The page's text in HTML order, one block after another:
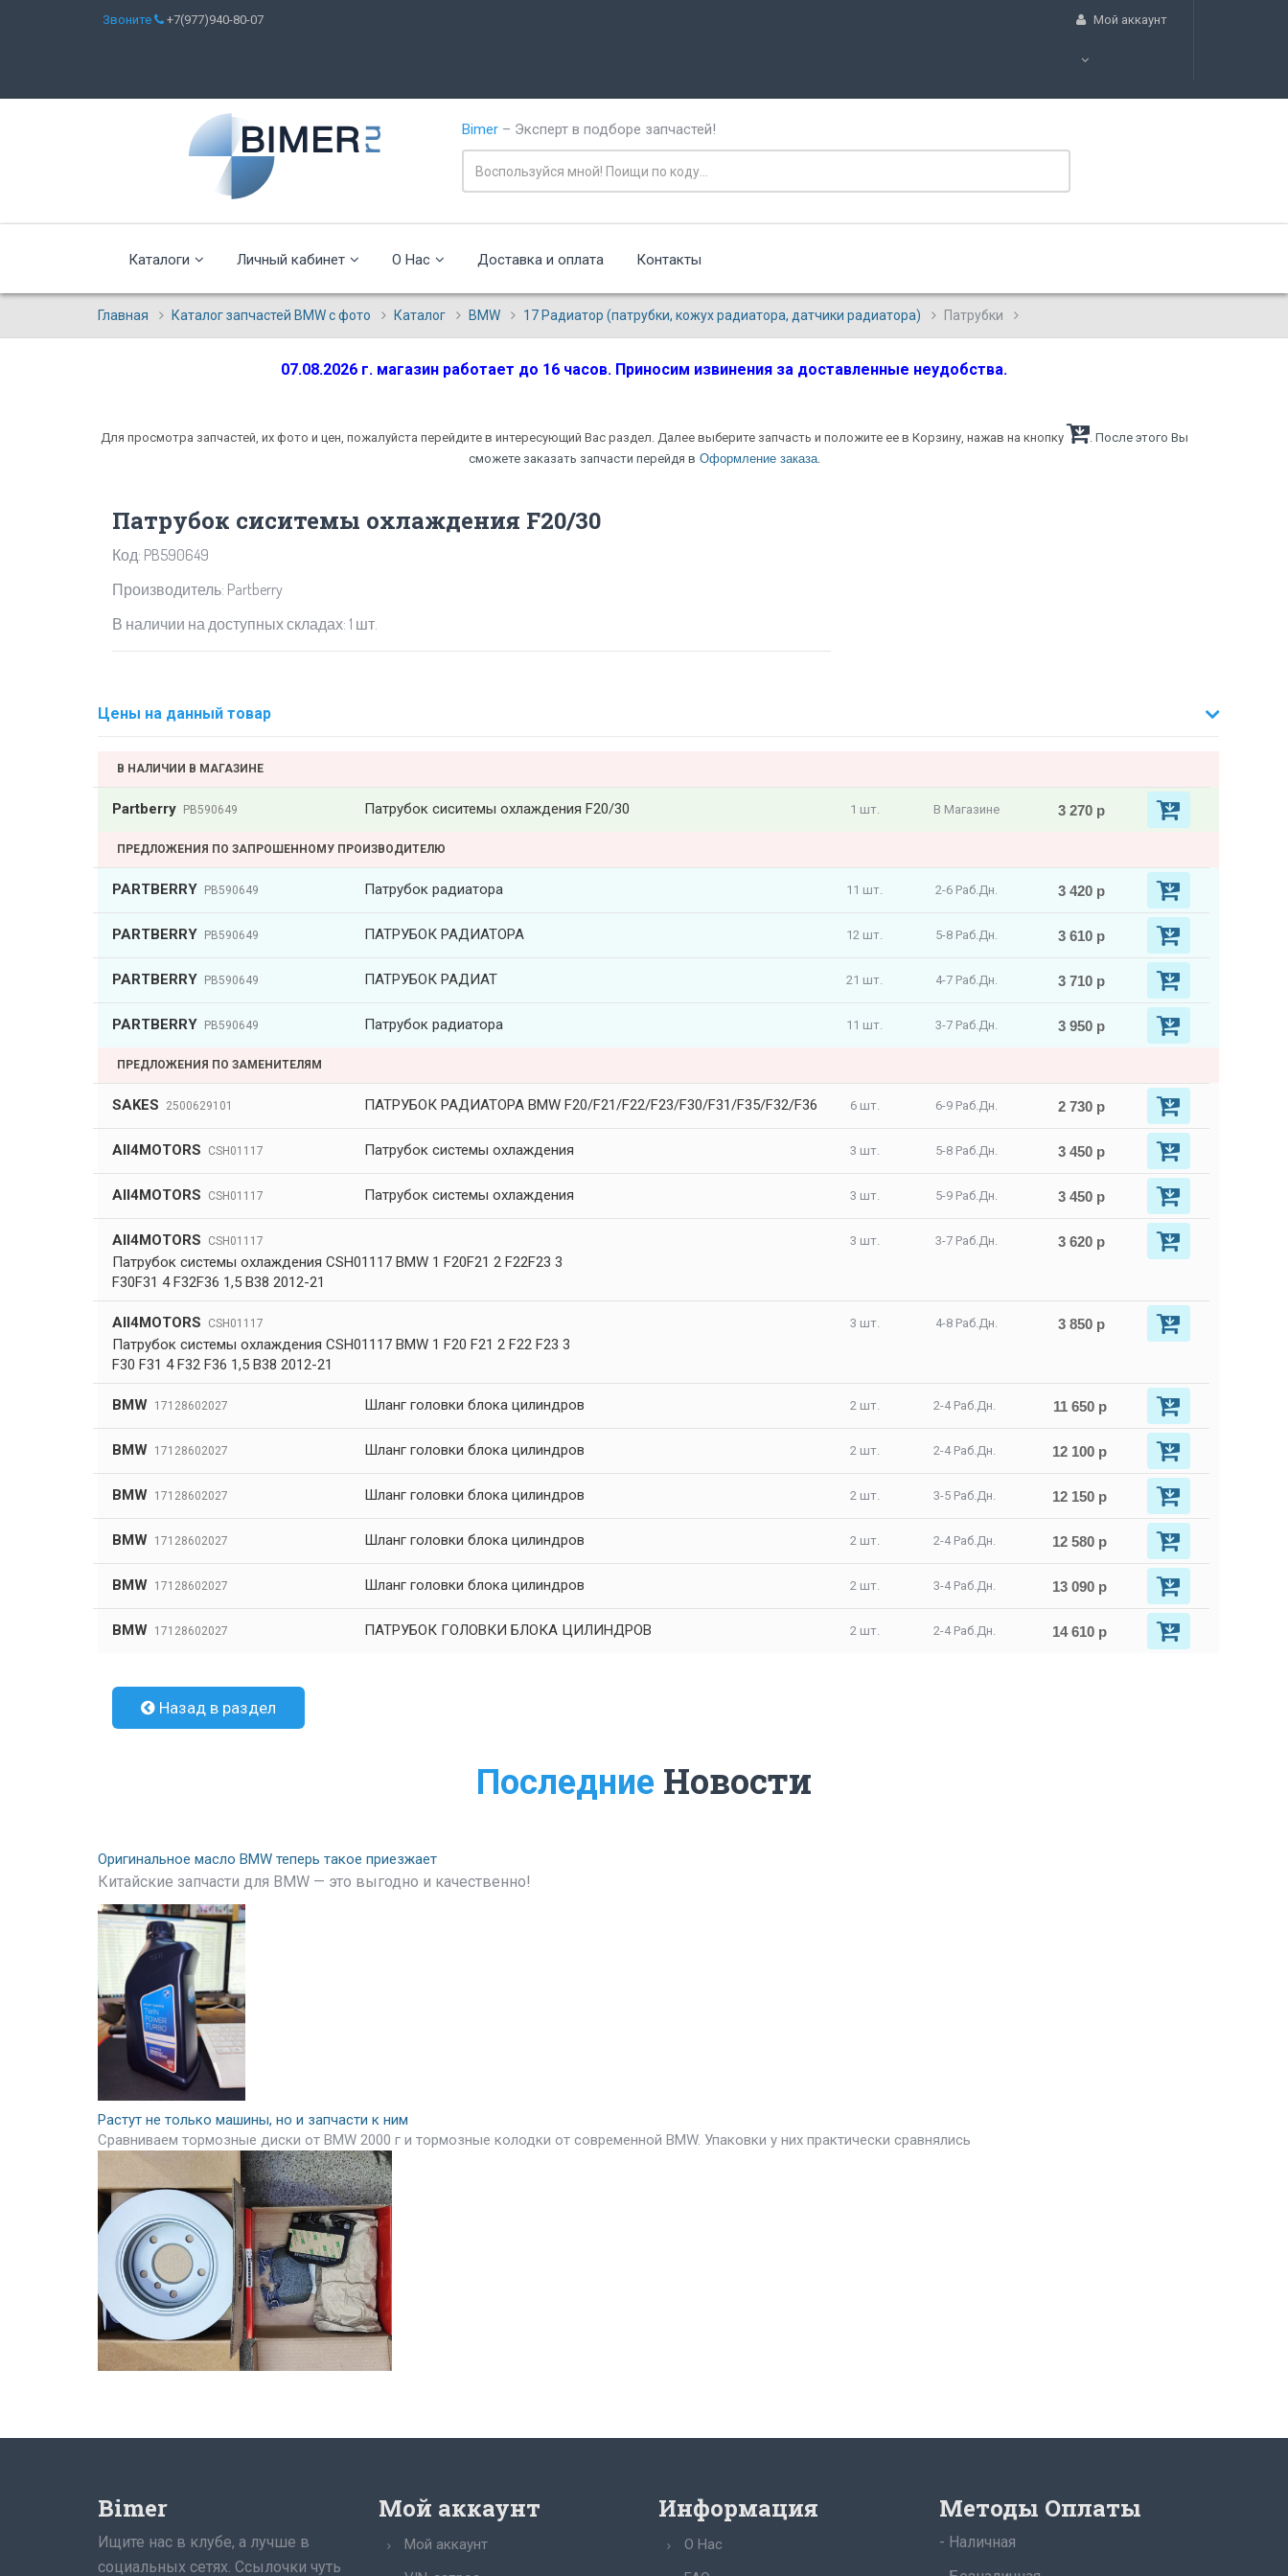
Звоните +7(977)940-80-07 Мой аккаунт
Bimer – Эксперт в подборе запчастей!
Каталоги Личный кабинет О Нас Доставка и оплата Контакты
Главная Каталог запчастей BMW с фото Каталог BMW 17 Радиатор (патрубки, кожух радиатора, датчики радиатора) Патрубки
07.08.2026 г. магазин работает до 16 часов. Приносим извинения за доставленные неудобства.
Для просмотра запчастей, их фото и цен, пожалуйста перейдите в интересующий Вас раздел. Далее выберите запчасть и положите ее в Корзину, нажав на кнопку
. После этого Вы
сможете заказать запчасти перейдя в Оформление заказа.
Патрубок сиситемы охлаждения F20/30
Код: PB590649
Производитель: Partberry
В наличии на доступных складах: 1 шт.
Цены на данный товар
В НАЛИЧИИ В МАГАЗИНЕ
Partberry PB590649 Патрубок сиситемы охлаждения F20/30 1 шт. В Магазине 3 270 р
ПРЕДЛОЖЕНИЯ ПО ЗАПРОШЕННОМУ ПРОИЗВОДИТЕЛЮ
PARTBERRY PB590649 Патрубок радиатора 11 шт. 2-6 Раб.Дн. 3 420 р
PARTBERRY PB590649 ПАТРУБОК РАДИАТОРА 12 шт. 5-8 Раб.Дн. 3 610 р
PARTBERRY PB590649 ПАТРУБОК РАДИАТ 21 шт. 4-7 Раб.Дн. 3 710 р
PARTBERRY PB590649 Патрубок радиатора 11 шт. 3-7 Раб.Дн. 3 950 р
ПРЕДЛОЖЕНИЯ ПО ЗАМЕНИТЕЛЯМ
SAKES 2500629101 ПАТРУБОК РАДИАТОРА BMW F20/F21/F22/F23/F30/F31/F35/F32/F36 6 шт. 6-9 Раб.Дн. 2 730 р
All4MOTORS CSH01117 Патрубок системы охлаждения 3 шт. 5-8 Раб.Дн. 3 450 р
All4MOTORS CSH01117 Патрубок системы охлаждения 3 шт. 5-9 Раб.Дн. 3 450 р
All4MOTORS CSH01117
Патрубок системы охлаждения CSH01117 BMW 1 F20F21 2 F22F23 3
F30F31 4 F32F36 1,5 B38 2012-21
3 шт. 3-7 Раб.Дн. 3 620 р
All4MOTORS CSH01117
Патрубок системы охлаждения CSH01117 BMW 1 F20 F21 2 F22 F23 3
F30 F31 4 F32 F36 1,5 B38 2012-21
3 шт. 4-8 Раб.Дн. 3 850 р
BMW 17128602027 Шланг головки блока цилиндров 2 шт. 2-4 Раб.Дн. 11 650 р
BMW 17128602027 Шланг головки блока цилиндров 2 шт. 2-4 Раб.Дн. 12 100 р
BMW 17128602027 Шланг головки блока цилиндров 2 шт. 3-5 Раб.Дн. 12 150 р
BMW 17128602027 Шланг головки блока цилиндров 2 шт. 2-4 Раб.Дн. 12 580 р
BMW 17128602027 Шланг головки блока цилиндров 2 шт. 3-4 Раб.Дн. 13 090 р
BMW 17128602027 ПАТРУБОК ГОЛОВКИ БЛОКА ЦИЛИНДРОВ 2 шт. 2-4 Раб.Дн. 14 610 р
Назад в раздел
Последние Новости
Оригинальное масло BMW теперь такое приезжает
Китайские запчасти для BMW — это выгодно и качественно!
Растут не только машины, но и запчасти к ним
Сравниваем тормозные диски от BMW 2000 г и тормозные колодки от современной BMW. Упаковки у них практически сравнялись
Bimer
Ищите нас в клубе, а лучше в
социальных сетях. Ссылочки чуть
Мой аккаунт
Мой аккаунт
Информация
О Нас
Методы Оплаты
- Наличная